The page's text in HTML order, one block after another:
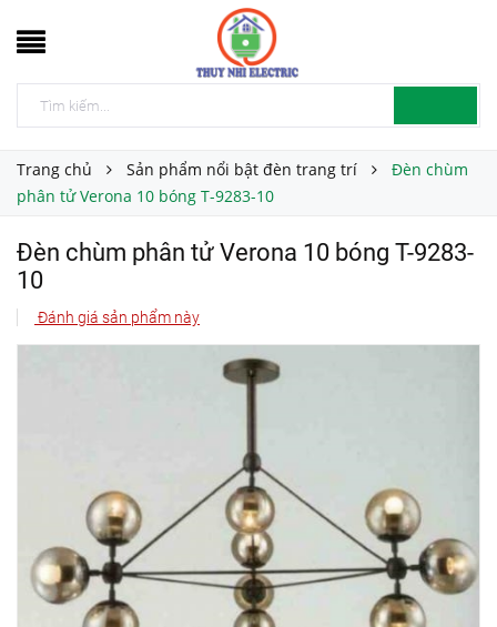
Trang chủ Sản phẩm nổi bật đèn trang trí
Đèn chùm
phân tử Verona 10 bóng T-9283-10
Đèn chùm phân tử Verona 10 bóng T-9283-
10
Đánh giá sản phẩm này